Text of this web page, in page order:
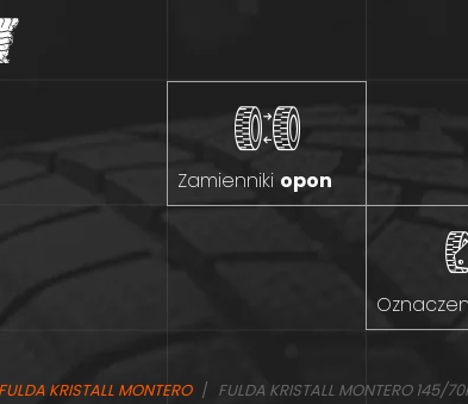
Zamienniki opon
FULDA KRISTALL MONTERO FULDA KRISTALL MONTERO 145/